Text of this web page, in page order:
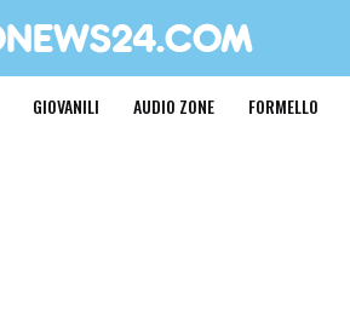
GIOVANILI AUDIO ZONE FORMELLO